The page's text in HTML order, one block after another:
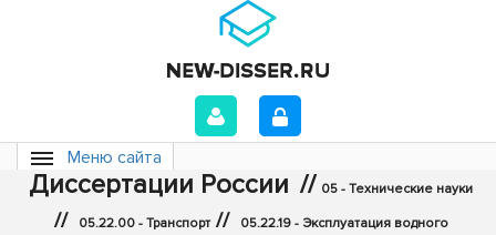
Меню сайта
Диссертации России // 05 - Технические науки
// 05.22.00 - Транспорт // 05.22.19 - Эксплуатация водного